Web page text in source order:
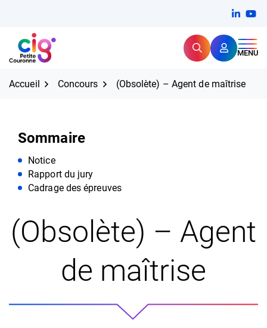
contenu
CIG Petite Couronne RechercherMENU
Expertise et proximité pour
Accueil Concours (Obsolète) – Agent de maîtrise
Sommaire
Notice
Rapport du jury
Cadrage des épreuves
(Obsolète) – Agent
de maîtrise